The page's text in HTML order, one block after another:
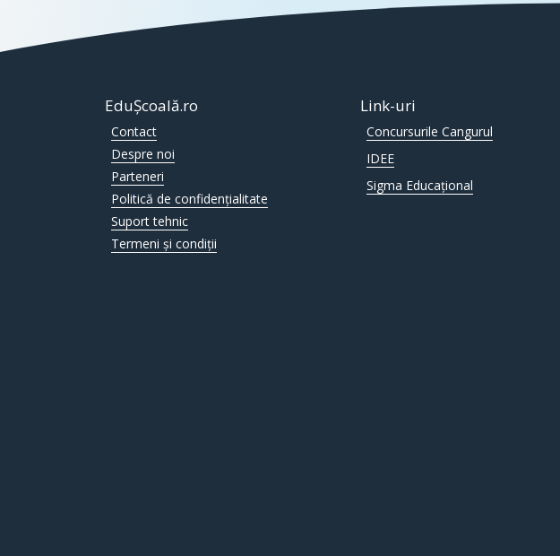
EduȘcoală.ro
Contact
Despre noi
Parteneri
Politică de confidențialitate
Suport tehnic
Termeni și condiții
Link-uri
Concursurile Cangurul
IDEE
Sigma Educațional